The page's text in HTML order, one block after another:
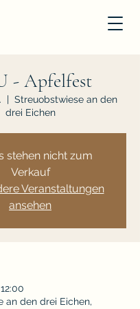
- Apfelfest
  |
Streuobstwiese an den
drei Eichen
stehen nicht zum
Verkauf
Veranstaltungen
ansehen
an den drei Eichen,